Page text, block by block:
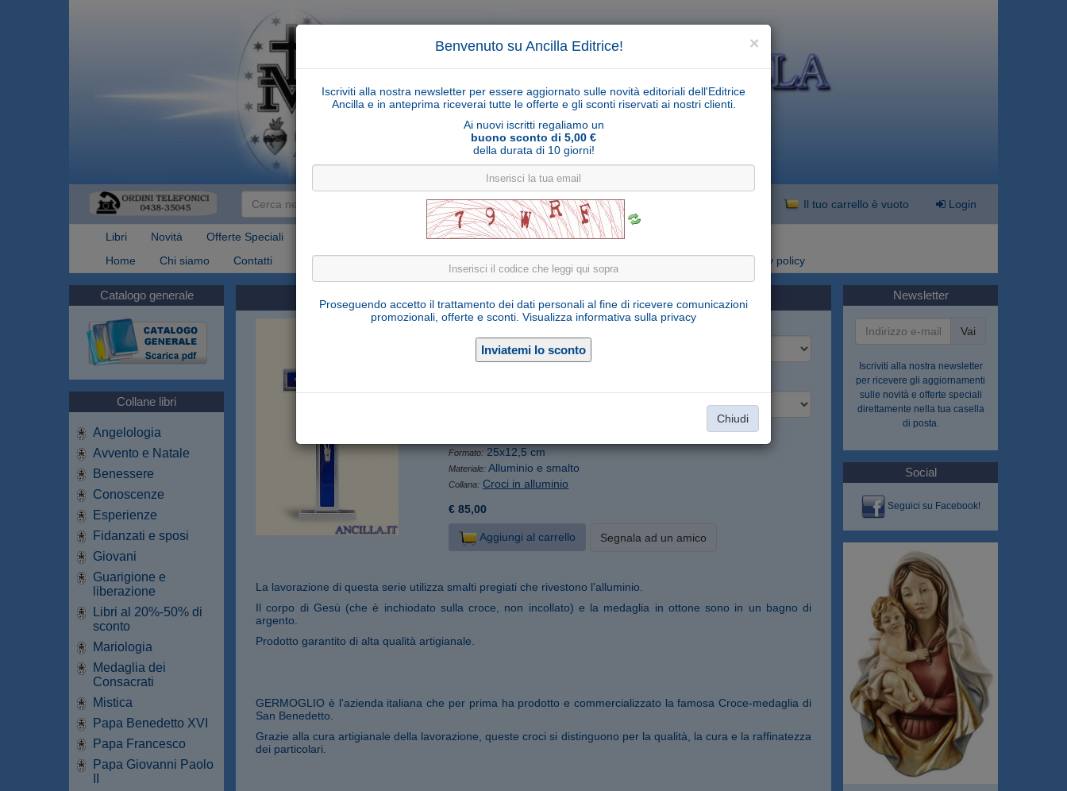
×
Benvenuto su Ancilla Editrice!
Iscriviti alla nostra newsletter per essere aggiornato sulle novità editoriali dell'Editrice
Ancilla e in anteprima riceverai tutte le offerte e gli sconti riservati ai nostri clienti.
Ai nuovi iscritti regaliamo un
buono sconto di 5,00 €
della durata di 10 giorni!
Proseguendo accetto il trattamento dei dati personali al fine di ricevere comunicazioni
promozionali, offerte e sconti. Visualizza informativa sulla privacy
Chiudi
Cerca Il tuo carrello è vuoto Login
Libri Novità Offerte Speciali Collane libri
Articoli religiosi
Home
Chi siamo Contatti Spedizioni Privacy policy
Catalogo generale
Collane libri
Angelologia
Avvento e Natale
Benessere
Conoscenze
Esperienze
Fidanzati e sposi
Giovani
Guarigione e
liberazione
Libri al 20%-50% di
sconto
Mariologia
Medaglia dei
Consacrati
Mistica
Papa Benedetto XVI
Papa Francesco
Papa Giovanni Paolo
Croci in alluminio e smalto con base
Seleziona una variante
Formato:25x12,5 cm
Materiale: Alluminio e smalto
Collana: Croci in alluminio
€ 85,00
Aggiungi al carrello Segnala ad un amico
La lavorazione di questa serie utilizza smalti pregiati che rivestono l'alluminio.
Il corpo di Gesù (che è inchiodato sulla croce, non incollato) e la medaglia in ottone sono in un bagno di
argento.
Prodotto garantito di alta qualità artigianale.
GERMOGLIO è l'azienda italiana che per prima ha prodotto e commercializzato la famosa Croce-medaglia di
San Benedetto.
Grazie alla cura artigianale della lavorazione, queste croci si distinguono per la qualità, la cura e la raffinatezza
dei particolari.
Newsletter
Vai
Iscriviti alla nostra newsletter
per ricevere gli aggiornamenti
sulle novità e offerte speciali
direttamente nella tua casella
di posta.
Social
Seguici su Facebook!